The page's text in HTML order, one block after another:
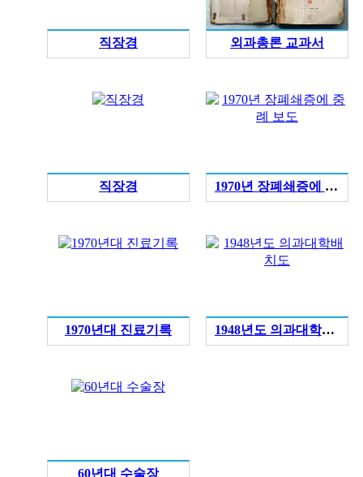
직장경 외과총론 교과서
직장경 1970년 장폐쇄증에 중례 보도
1970년대 진료기록 1948년도 의과대학배치도
60년대 수술장